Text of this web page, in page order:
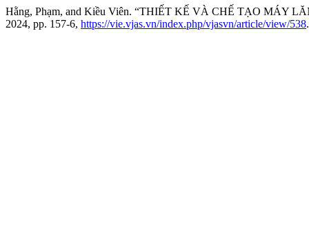
Hằng, Phạm, and Kiều Viên. “THIẾT KẾ VÀ CHẾ TẠO MÁY
2024, pp. 157-6, https://vie.vjas.vn/index.php/vjasvn/article/view/538.